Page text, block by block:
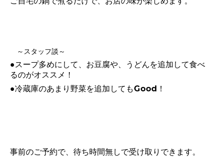
～スタッフ談～
●スープ多めにして、お豆腐や、うどんを追加して食べ
るのがオススメ！
●冷蔵庫のあまり野菜を追加してもGood！
事前のご予約で、待ち時間無しで受け取りできます。